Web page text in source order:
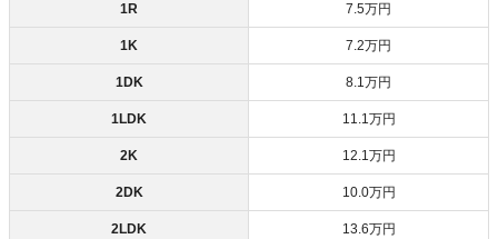
1R 7.5万円
1K 7.2万円
1DK 8.1万円
1LDK 11.1万円
2K 12.1万円
2DK 10.0万円
2LDK 13.6万円